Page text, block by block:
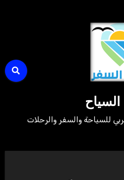
للسياحة والسفر والرحلات